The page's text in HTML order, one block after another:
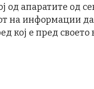
од апаратите од
на информации
кој е пред своето